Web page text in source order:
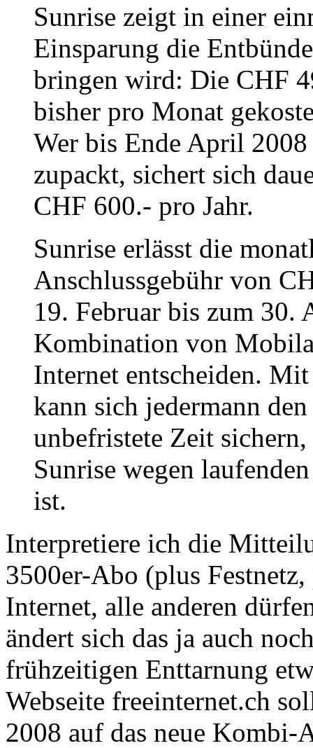
Sunrise zeigt in einer
Einsparung die
bringen wird: Die CHF
bisher pro Monat
Wer bis Ende April
zupackt, sichert sich
CHF 600.- pro Jahr.
Sunrise erlässt die
Anschlussgebühr von
19. Februar bis zum 30.
Kombination von
Internet entscheiden.
kann sich jedermann
unbefristete Zeit
Sunrise wegen
ist.
Interpretiere ich die
3500er-Abo (plus
Internet, alle anderen
ändert sich das ja auch
frühzeitigen Enttarnung
Webseite freeinternet.ch
2008 auf das neue